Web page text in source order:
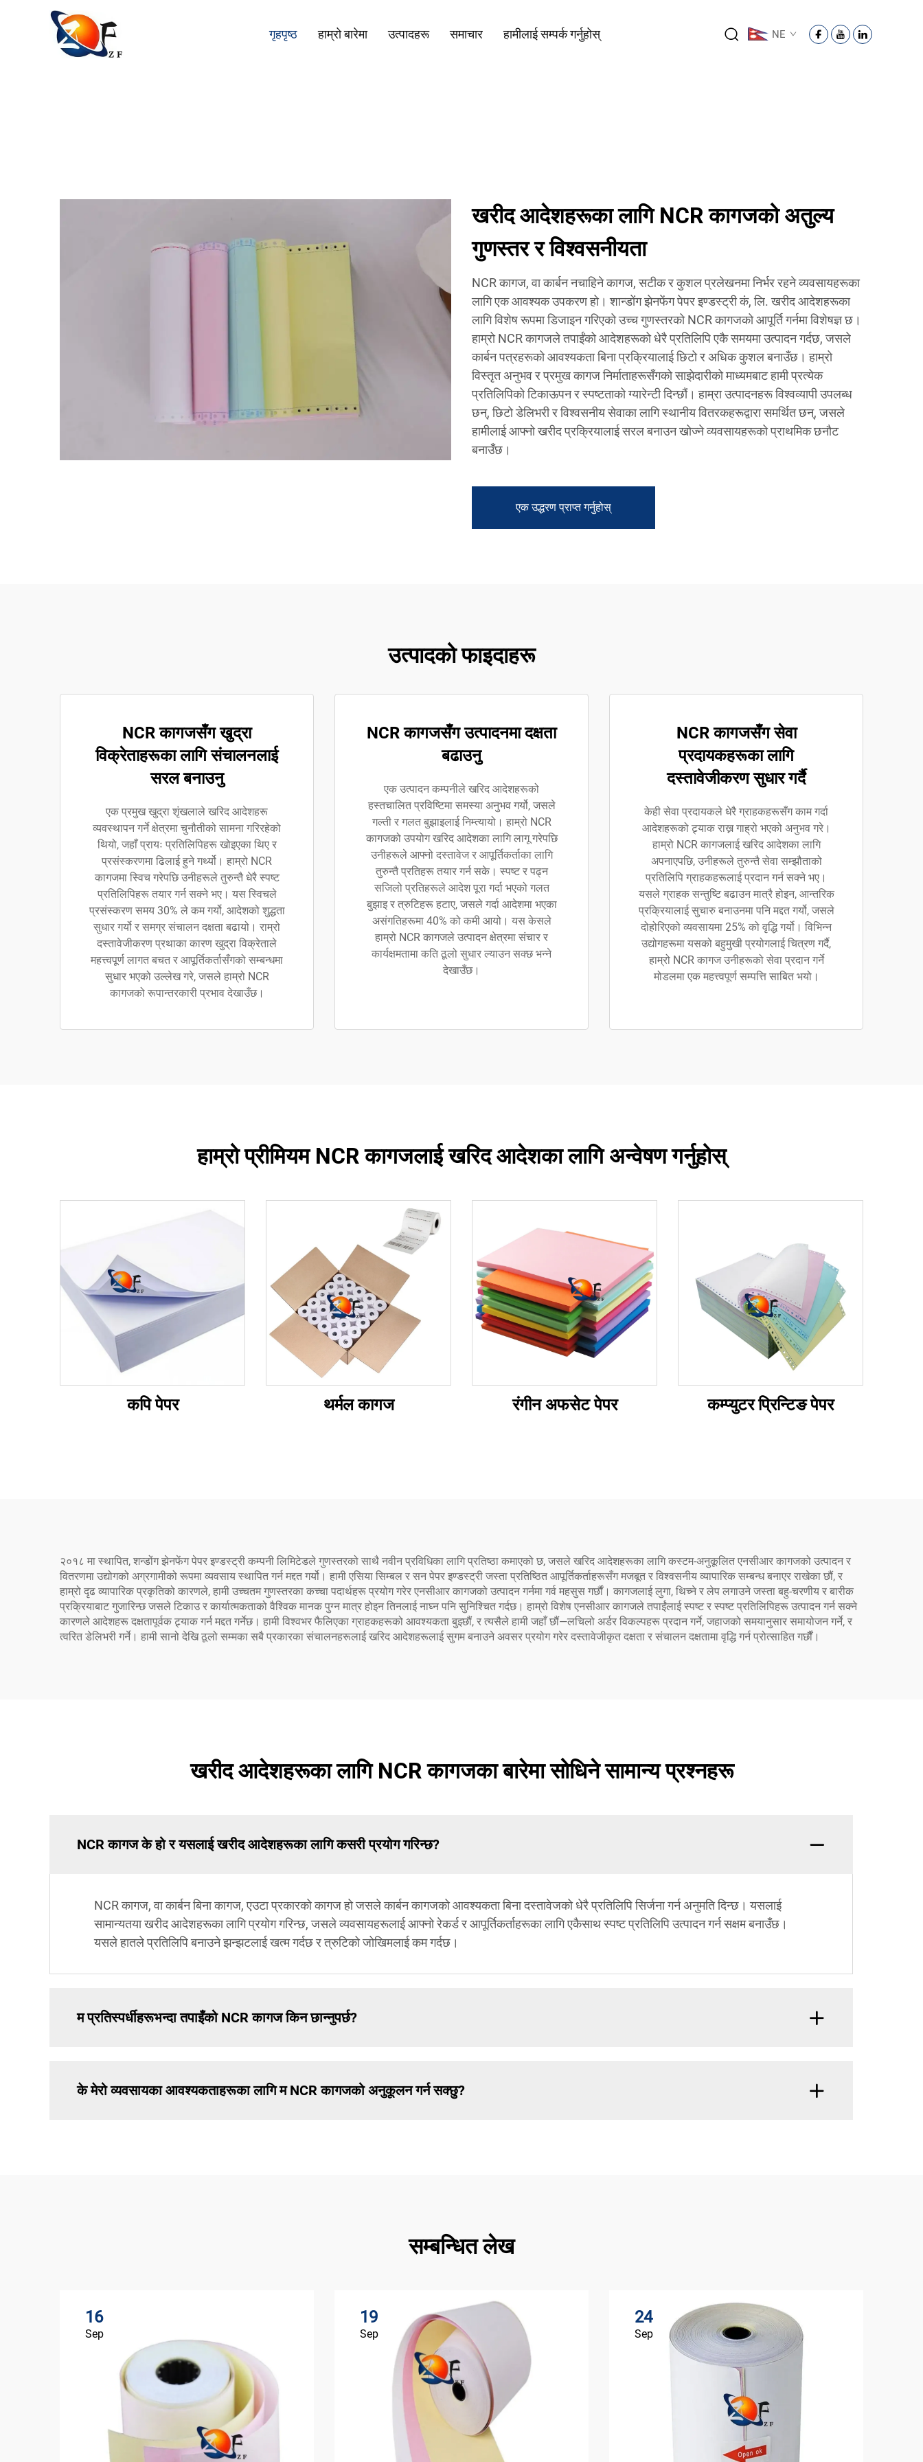
गृहपृष्ठ हाम्रो बारेमा उत्पादहरू समाचार हामीलाई सम्पर्क गर्नुहोस् NE
खरीद आदेशहरूका लागि NCR कागजको अतुल्य
गुणस्तर र विश्वसनीयता
NCR कागज, वा कार्बन नचाहिने कागज, सटीक र कुशल प्रलेखनमा निर्भर रहने व्यवसायहरूका
लागि एक आवश्यक उपकरण हो। शान्डोंग झेनफेंग पेपर इण्डस्ट्री कं, लि. खरीद आदेशहरूका
लागि विशेष रूपमा डिजाइन गरिएको उच्च गुणस्तरको NCR कागजको आपूर्ति गर्नमा विशेषज्ञ छ।
हाम्रो NCR कागजले तपाईंको आदेशहरूको धेरै प्रतिलिपि एकै समयमा उत्पादन गर्दछ, जसले
कार्बन पत्रहरूको आवश्यकता बिना प्रक्रियालाई छिटो र अधिक कुशल बनाउँछ। हाम्रो
विस्तृत अनुभव र प्रमुख कागज निर्माताहरूसँगको साझेदारीको माध्यमबाट हामी प्रत्येक
प्रतिलिपिको टिकाऊपन र स्पष्टताको ग्यारेन्टी दिन्छौं। हाम्रा उत्पादनहरू विश्वव्यापी उपलब्ध
छन्, छिटो डेलिभरी र विश्वसनीय सेवाका लागि स्थानीय वितरकहरूद्वारा समर्थित छन्, जसले
हामीलाई आफ्नो खरीद प्रक्रियालाई सरल बनाउन खोज्ने व्यवसायहरूको प्राथमिक छनौट
बनाउँछ।
एक उद्धरण प्राप्त गर्नुहोस्
उत्पादको फाइदाहरू
NCR कागजसँग खुद्रा
विक्रेताहरूका लागि संचालनलाई
सरल बनाउनु
एक प्रमुख खुद्रा शृंखलाले खरिद आदेशहरू
व्यवस्थापन गर्ने क्षेत्रमा चुनौतीको सामना गरिरहेको
थियो, जहाँ प्रायः प्रतिलिपिहरू खोइएका थिए र
प्रसंस्करणमा ढिलाई हुने गर्थ्यो। हाम्रो NCR
कागजमा स्विच गरेपछि उनीहरूले तुरुन्तै धेरै स्पष्ट
प्रतिलिपिहरू तयार गर्न सक्ने भए। यस स्विचले
प्रसंस्करण समय 30% ले कम गर्यो, आदेशको शुद्धता
सुधार गर्यो र समग्र संचालन दक्षता बढायो। राम्रो
दस्तावेजीकरण प्रथाका कारण खुद्रा विक्रेताले
महत्त्वपूर्ण लागत बचत र आपूर्तिकर्तासँगको सम्बन्धमा
सुधार भएको उल्लेख गरे, जसले हाम्रो NCR
कागजको रूपान्तरकारी प्रभाव देखाउँछ।
NCR कागजसँग उत्पादनमा दक्षता
बढाउनु
एक उत्पादन कम्पनीले खरिद आदेशहरूको
हस्तचालित प्रविष्टिमा समस्या अनुभव गर्यो, जसले
गल्ती र गलत बुझाइलाई निम्त्यायो। हाम्रो NCR
कागजको उपयोग खरिद आदेशका लागि लागू गरेपछि
उनीहरूले आफ्नो दस्तावेज र आपूर्तिकर्ताका लागि
तुरुन्तै प्रतिहरू तयार गर्न सके। स्पष्ट र पढ्न
सजिलो प्रतिहरूले आदेश पूरा गर्दा भएको गलत
बुझाइ र त्रुटिहरू हटाए, जसले गर्दा आदेशमा भएका
असंगतिहरूमा 40% को कमी आयो। यस केसले
हाम्रो NCR कागजले उत्पादन क्षेत्रमा संचार र
कार्यक्षमतामा कति ठूलो सुधार ल्याउन सक्छ भन्ने
देखाउँछ।
NCR कागजसँग सेवा
प्रदायकहरूका लागि
दस्तावेजीकरण सुधार गर्दै
केही सेवा प्रदायकले धेरै ग्राहकहरूसँग काम गर्दा
आदेशहरूको ट्र्याक राख्न गाह्रो भएको अनुभव गरे।
हाम्रो NCR कागजलाई खरिद आदेशका लागि
अपनाएपछि, उनीहरूले तुरुन्तै सेवा सम्झौताको
प्रतिलिपि ग्राहकहरूलाई प्रदान गर्न सक्ने भए।
यसले ग्राहक सन्तुष्टि बढाउन मात्रै होइन, आन्तरिक
प्रक्रियालाई सुचारु बनाउनमा पनि मद्दत गर्यो, जसले
दोहोरिएको व्यवसायमा 25% को वृद्धि गर्यो। विभिन्न
उद्योगहरूमा यसको बहुमुखी प्रयोगलाई चित्रण गर्दै,
हाम्रो NCR कागज उनीहरूको सेवा प्रदान गर्ने
मोडलमा एक महत्त्वपूर्ण सम्पत्ति साबित भयो।
हाम्रो प्रीमियम NCR कागजलाई खरिद आदेशका लागि अन्वेषण गर्नुहोस्
कपि पेपर थर्मल कागज रंगीन अफसेट पेपर कम्प्युटर प्रिन्टिङ पेपर
२०१८ मा स्थापित, शन्डोंग झेनफेंग पेपर इण्डस्ट्री कम्पनी लिमिटेडले गुणस्तरको साथै नवीन प्रविधिका लागि प्रतिष्ठा कमाएको छ, जसले खरिद आदेशहरूका लागि कस्टम-अनुकूलित एनसीआर कागजको उत्पादन र
वितरणमा उद्योगको अग्रगामीको रूपमा व्यवसाय स्थापित गर्न मद्दत गर्यो। हामी एसिया सिम्बल र सन पेपर इण्डस्ट्री जस्ता प्रतिष्ठित आपूर्तिकर्ताहरूसँग मजबूत र विश्वसनीय व्यापारिक सम्बन्ध बनाएर राखेका छौं, र
हाम्रो दृढ व्यापारिक प्रकृतिको कारणले, हामी उच्चतम गुणस्तरका कच्चा पदार्थहरू प्रयोग गरेर एनसीआर कागजको उत्पादन गर्नमा गर्व महसुस गर्छौं। कागजलाई लुगा, थिच्ने र लेप लगाउने जस्ता बहु-चरणीय र बारीक
प्रक्रियाबाट गुजारिन्छ जसले टिकाउ र कार्यात्मकताको वैश्विक मानक पुग्न मात्र होइन तिनलाई नाघ्न पनि सुनिश्चित गर्दछ। हाम्रो विशेष एनसीआर कागजले तपाईंलाई स्पष्ट र स्पष्ट प्रतिलिपिहरू उत्पादन गर्न सक्ने
कारणले आदेशहरू दक्षतापूर्वक ट्र्याक गर्न मद्दत गर्नेछ। हामी विश्वभर फैलिएका ग्राहकहरूको आवश्यकता बुझ्छौं, र त्यसैले हामी जहाँ छौं—लचिलो अर्डर विकल्पहरू प्रदान गर्ने, जहाजको समयानुसार समायोजन गर्ने, र
त्वरित डेलिभरी गर्ने। हामी सानो देखि ठूलो सम्मका सबै प्रकारका संचालनहरूलाई खरिद आदेशहरूलाई सुगम बनाउने अवसर प्रयोग गरेर दस्तावेजीकृत दक्षता र संचालन दक्षतामा वृद्धि गर्न प्रोत्साहित गर्छौं।
खरीद आदेशहरूका लागि NCR कागजका बारेमा सोधिने सामान्य प्रश्नहरू
NCR कागज के हो र यसलाई खरीद आदेशहरूका लागि कसरी प्रयोग गरिन्छ?
NCR कागज, वा कार्बन बिना कागज, एउटा प्रकारको कागज हो जसले कार्बन कागजको आवश्यकता बिना दस्तावेजको धेरै प्रतिलिपि सिर्जना गर्न अनुमति दिन्छ। यसलाई
सामान्यतया खरीद आदेशहरूका लागि प्रयोग गरिन्छ, जसले व्यवसायहरूलाई आफ्नो रेकर्ड र आपूर्तिकर्ताहरूका लागि एकैसाथ स्पष्ट प्रतिलिपि उत्पादन गर्न सक्षम बनाउँछ।
यसले हातले प्रतिलिपि बनाउने झन्झटलाई खत्म गर्दछ र त्रुटिको जोखिमलाई कम गर्दछ।
म प्रतिस्पर्धीहरूभन्दा तपाइँको NCR कागज किन छान्नुपर्छ?
के मेरो व्यवसायका आवश्यकताहरूका लागि म NCR कागजको अनुकूलन गर्न सक्छु?
सम्बन्धित लेख
16
Sep
19
Sep
24
Sep